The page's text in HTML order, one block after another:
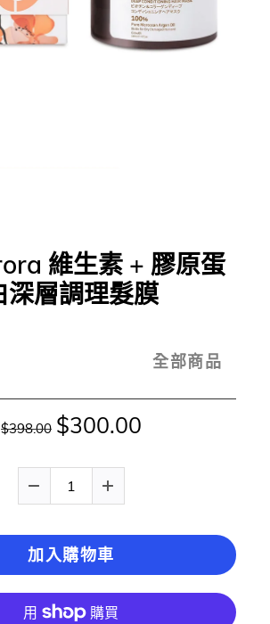
維生素 + 膠原蛋
深層調理髮膜
全部商品
$398.00 $300.00
加入購物車